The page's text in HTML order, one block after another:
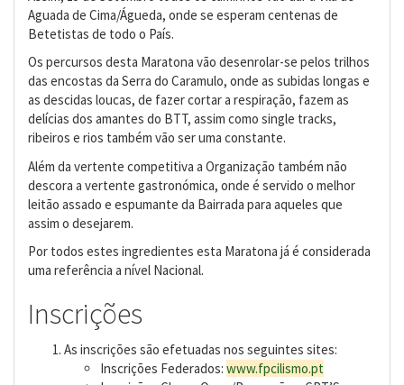
Aguada de Cima/Águeda, onde se esperam centenas de
Betetistas de todo o País.
Os percursos desta Maratona vão desenrolar-se pelos trilhos
das encostas da Serra do Caramulo, onde as subidas longas e
as descidas loucas, de fazer cortar a respiração, fazem as
delícias dos amantes do BTT, assim como single tracks,
ribeiros e rios também vão ser uma constante.
Além da vertente competitiva a Organização também não
descora a vertente gastronómica, onde é servido o melhor
leitão assado e espumante da Bairrada para aqueles que
assim o desejarem.
Por todos estes ingredientes esta Maratona já é considerada
uma referência a nível Nacional.
Inscrições
As inscrições são efetuadas nos seguintes sites:
Inscrições Federados: www.fpcilismo.pt